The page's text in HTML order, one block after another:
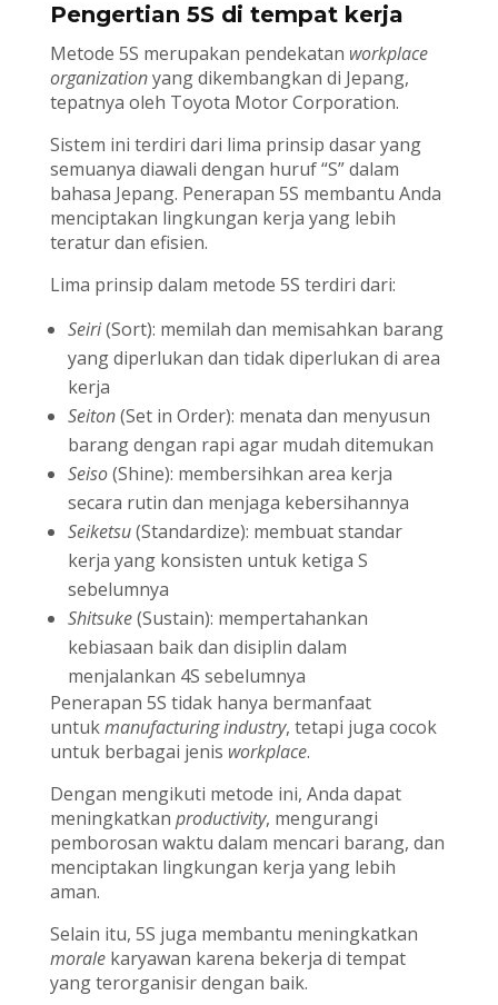
Pengertian 5S di tempat kerja
Metode 5S merupakan pendekatan workplace
organizationyang dikembangkan di Jepang,
tepatnya oleh Toyota Motor Corporation.
Sistem ini terdiri dari lima prinsip dasar yang
semuanya diawali dengan huruf “S” dalam
bahasa Jepang. Penerapan 5S membantu Anda
menciptakan lingkungan kerja yang lebih
teratur dan efisien.
Lima prinsip dalam metode 5S terdiri dari:
Seiri(Sort): memilah dan memisahkan barang
yang diperlukan dan tidak diperlukan di area
kerja
Seiton(Set in Order): menata dan menyusun
barang dengan rapi agar mudah ditemukan
Seiso(Shine): membersihkan area kerja
secara rutin dan menjaga kebersihannya
Seiketsu(Standardize): membuat standar
kerja yang konsisten untuk ketiga S
sebelumnya
Shitsuke(Sustain): mempertahankan
kebiasaan baik dan disiplin dalam
menjalankan 4S sebelumnya
Penerapan 5S tidak hanya bermanfaat
untukmanufacturing industry, tetapi juga cocok
untuk berbagai jenis workplace.
Dengan mengikuti metode ini, Anda dapat
meningkatkan productivity, mengurangi
pemborosan waktu dalam mencari barang, dan
menciptakan lingkungan kerja yang lebih
aman.
Selain itu, 5S juga membantu meningkatkan
moralekaryawan karena bekerja di tempat
yang terorganisir dengan baik.